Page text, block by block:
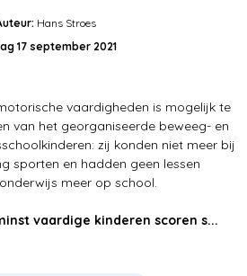
Hans Stroes
17 september 2021
vaardigheden is mogelijk te
van het georganiseerde beweeg- en
zij konden niet meer bij
sporten en hadden geen lessen
meer op school.
vaardige kinderen scoren s...